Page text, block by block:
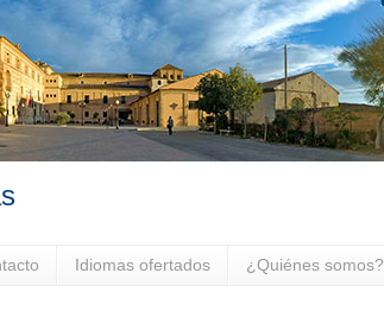
Idiomas ofertados ¿Quiénes somos?